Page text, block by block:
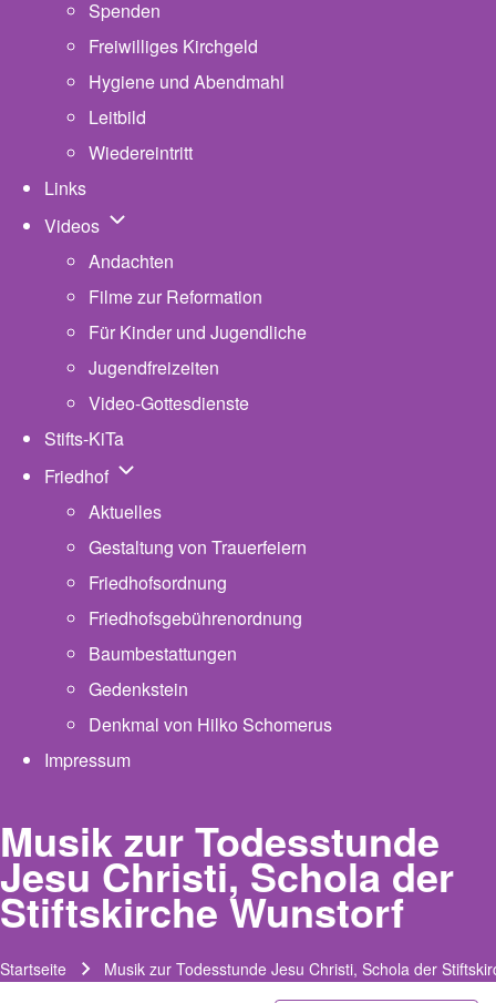
Spenden
Freiwilliges Kirchgeld
Hygiene und Abendmahl
Leitbild
Wiedereintritt
Links
Videos Unternavigation von Videos
Andachten
Filme zur Reformation
Für Kinder und Jugendliche
Jugendfreizeiten
Video-Gottesdienste
Stifts-KiTa
Friedhof Unternavigation von Friedhof
Aktuelles
Gestaltung von Trauerfeiern
Friedhofsordnung
Friedhofsgebührenordnung
Baumbestattungen
Gedenkstein
Denkmal von Hilko Schomerus
Impressum
Musik zur Todesstunde
Jesu Christi, Schola der
Stiftskirche Wunstorf
Startseite Musik zur Todesstunde Jesu Christi, Schola der